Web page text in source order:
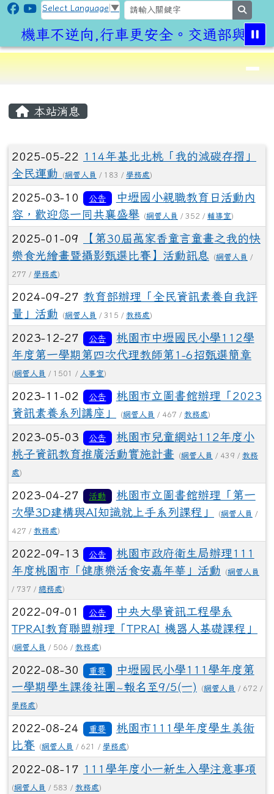
跳至主內容區
CLPS Site
Select Language ▼
機車不逆向,行車更安全。交通部與桃
⏸
導覽列
本站消息
文章列表
2025-05-22
114年基北北桃「我的減碳存摺」
全民運動
(網管人員 / 183 / 學務處)
2025-03-10 公告
中壢國小親職教育日活動內
容，歡迎您一同共襄盛舉
(網管人員 / 352 / 輔導室)
2025-01-09
【第30屆萬家香童言童畫之我的快
樂食光繪畫暨攝影甄選比賽】活動訊息
(網管人員 /
277 / 學務處)
2024-09-27 教育部辦理「全民資訊素養自我評
量」活動
(網管人員 / 315 / 教務處)
2023-12-27 公告
桃園市中壢國民小學112學
年度第一學期第四次代理教師第1-6招甄選簡章
(網管人員 / 1501 / 人事室)
2023-11-02 公告
桃園市立圖書館辦理「2023
資訊素養系列講座」
(網管人員 / 467 / 教務處)
2023-05-03 公告
桃園市兒童網站112年度小
桃子資訊教育推廣活動實施計畫
(網管人員 / 439 / 教務
處)
2023-04-27 活動
桃園市立圖書館辦理「第一
次學3D建構與AI知識就上手系列課程」
(網管人員 /
427 / 教務處)
2022-09-13 公告
桃園市政府衛生局辦理111
年度桃園市「健康樂活食安嘉年華」活動
(網管人員
/ 737 / 總務處)
2022-09-01 公告
中央大學資訊工程學系
TPRAI教育聯盟辦理「TPRAI 機器人基礎課程」
(網管人員 / 506 / 教務處)
2022-08-30 重要
中壢國民小學111學年度第
一學期學生課後社團~報名至9/5(一)
(網管人員 / 672 /
學務處)
2022-08-24 重要
桃園市111學年度學生美術
比賽
(網管人員 / 621 / 學務處)
2022-08-17 111學年度小一新生入學注意事項
(網管人員 / 583 / 教務處)